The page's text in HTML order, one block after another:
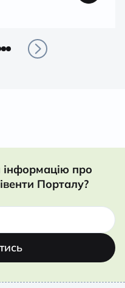
про
Порталу?